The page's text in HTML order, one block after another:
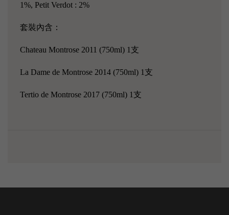
1%, Petit Verdot : 2%
套裝內含：
Chateau Montrose 2011 (750ml) 1支
La Dame de Montrose 2014 (750ml) 1支
Tertio de Montrose 2017 (750ml) 1支